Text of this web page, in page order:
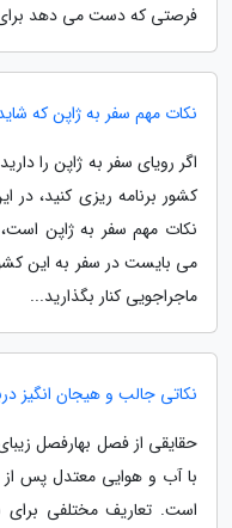
فرصتی که دست می دهد
نکات مهم سفر به ژاپن که
اگر رویای سفر به ژاپن را
کشور برنامه ریزی کنید، در
نکات مهم سفر به ژاپن است،
می بایست در سفر به این
ماجراجویی کنار بگذارید...
نکاتی جالب و هیجان انگیز
حقایقی از فصل بهارفصل
با آب و هوایی معتدل پس از
است. تعاریف مختلفی برای